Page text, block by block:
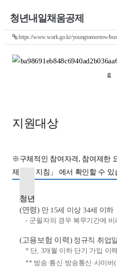
청년내일채움공제
https://www.work.go.kr/youngtomorrow/
지원대상
※구체적인 참여자격, 참여제한
제 시행지침」 에서 확인할 수
청년
(연령)만 15세 이상 34세 이하
- 군필자의 경우 복무기간에
(고용보험 이력)정규직 취업
* 단, 3개월 이하 단기 가입 이
** 방송·통신·방송통신·사이